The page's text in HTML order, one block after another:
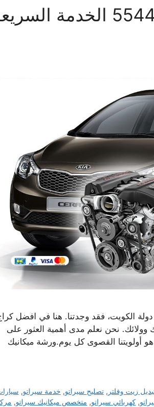
ورشة ميكانيك سيراتو 55445363 الخدمة
الكويت، فقد وجدتنا. هنا في افضل
نحن نعلم مدى أهمية العثور على
أولويتنا القصوى كل يوم.ورشة ميكانيك
زيت وفلتر ,تصليح سيراتو, خدمة سيراتو,
, كهربائي سيراتو, متخصص ميكانيك سيراتو,